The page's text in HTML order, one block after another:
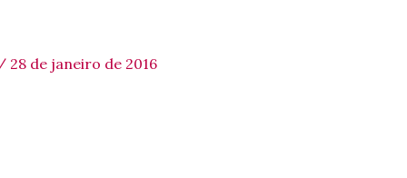
/ 28 de janeiro de 2016